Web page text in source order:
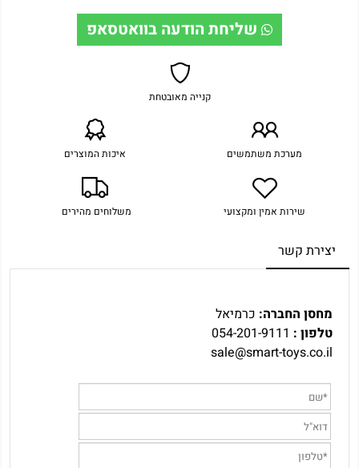
שליחת הודעה בוואטסאפ
קנייה מאובטחת
מערכת משתמשים איכות המוצרים
שירות אמין ומקצועי משלוחים מהירים
יצירת קשר
מחסן החברה: כרמיאל
טלפון :
sale@smart-toys.co.il